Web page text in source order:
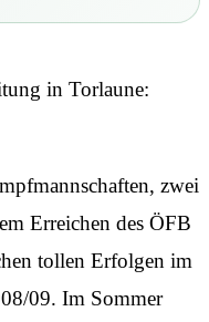
in Torlaune:
zwei
Erreichen des ÖFB
tollen Erfolgen im
09. Im Sommer